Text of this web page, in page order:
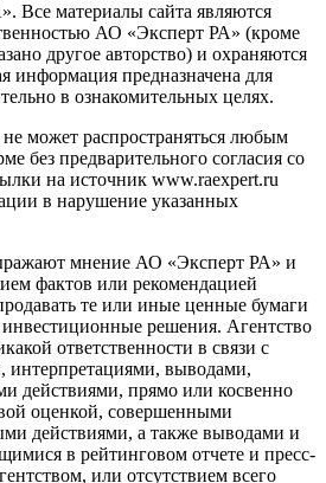
Все материалы сайта являются
АО «Эксперт РА» (кроме
другое авторство) и охраняются
информация предназначена для
в ознакомительных целях.
может распространяться любым
без предварительного согласия со
на источник www.raexpert.ru
в нарушение указанных
мнение АО «Эксперт РА» и
фактов или рекомендацией
те или иные ценные бумаги
решения. Агентство
ответственности в связи с
выводами,
действиями, прямо или косвенно
оценкой, совершенными
действиями, а также выводами и
в рейтинговом отчете и пресс-
или отсутствием всего